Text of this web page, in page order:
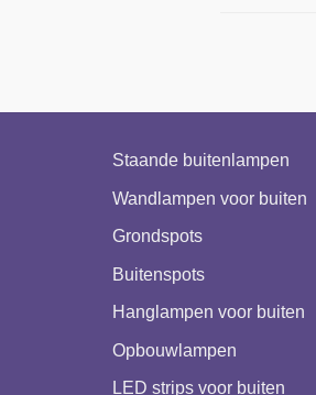
Staande buitenlampen
Wandlampen voor buiten
Grondspots
Buitenspots
Hanglampen voor buiten
Opbouwlampen
LED strips voor buiten